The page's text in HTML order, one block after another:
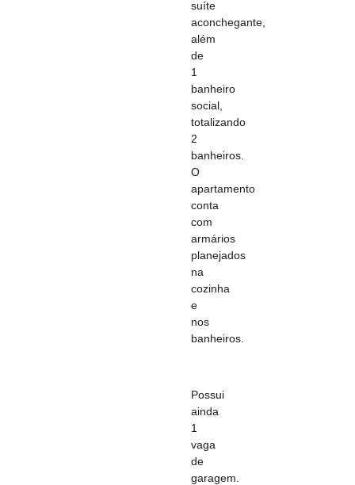
suíte
aconchegante,
além
de
1
banheiro
social,
totalizando
2
banheiros.
O
apartamento
conta
com
armários
planejados
na
cozinha
e
nos
banheiros.
Possui
ainda
1
vaga
de
garagem.